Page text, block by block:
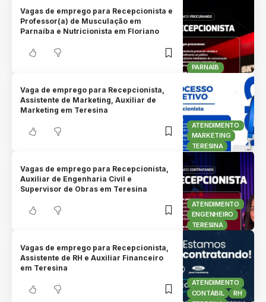
PARNAÍB
Vagas de emprego para Recepcionista e
Professor(a) de Musculação em
Parnaíba e Nutricionista em Floriano
ATENDIMENTO
MARKETING
TERESINA
Vaga de emprego para Recepcionista,
Assistente de Marketing, Auxiliar de
Marketing em Teresina
ATENDIMENTO
ENGENHEIRO
TERESINA
Vagas de emprego para Recepcionista,
Auxiliar de Engenharia Civil e
Supervisor de Obras em Teresina
ATENDIMENTO
CONTÁBIL
RH
Vagas de emprego para Recepcionista,
Assistente de RH e Auxiliar Financeiro
em Teresina